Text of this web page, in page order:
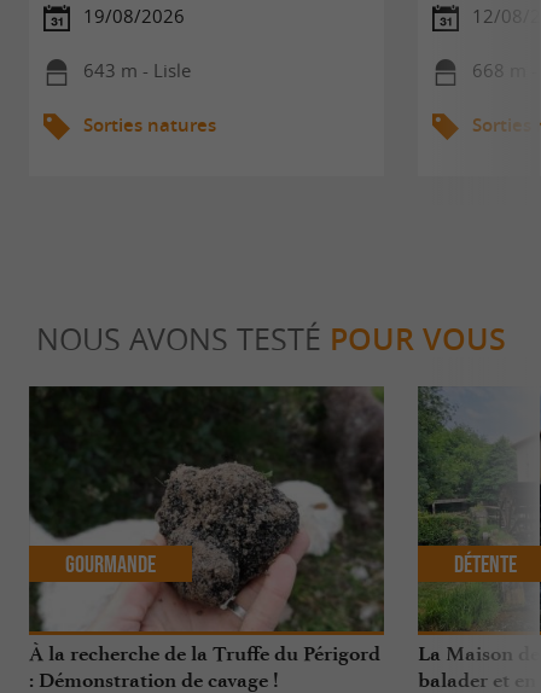
19/08/2026
643 m - Lisle
Sorties natures
12/08/
668 m -
Sorties
NOUS AVONS TESTÉ POUR VOUS
À la recherche de la Truffe du Périgord
: Démonstration de cavage !
Gourmande
La Maison
balader et en
Détente